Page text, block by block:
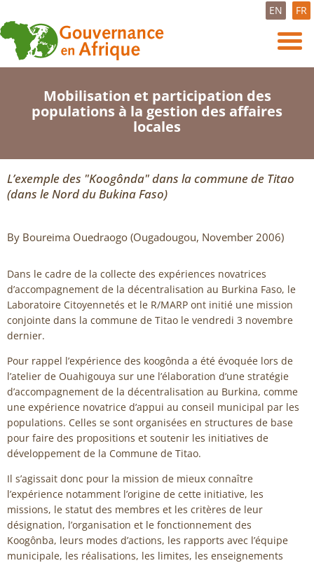
EN FR
Mobilisation et participation des
populations à la gestion des affaires
locales
L’exemple des "Koogônda" dans la commune de Titao
(dans le Nord du Bukina Faso)
By Boureima Ouedraogo (Ougadougou, November 2006)
Dans le cadre de la collecte des expériences novatrices
d’accompagnement de la décentralisation au Burkina Faso, le
Laboratoire Citoyennetés et le R/MARP ont initié une mission
conjointe dans la commune de Titao le vendredi 3 novembre
dernier.
Pour rappel l’expérience des koogônda a été évoquée lors de
l’atelier de Ouahigouya sur une l’élaboration d’une stratégie
d’accompagnement de la décentralisation au Burkina, comme
une expérience novatrice d’appui au conseil municipal par les
populations. Celles se sont organisées en structures de base
pour faire des propositions et soutenir les initiatives de
développement de la Commune de Titao.
Il s’agissait donc pour la mission de mieux connaître
l’expérience notamment l’origine de cette initiative, les
missions, le statut des membres et les critères de leur
désignation, l’organisation et le fonctionnement des
Koogônba, leurs modes d’actions, les rapports avec l’équipe
municipale, les réalisations, les limites, les enseignements